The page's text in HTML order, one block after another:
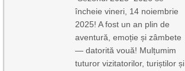
încheie vineri, 14 noiembrie
2025! A fost un an plin de
aventură, emoție și zâmbete
— datorită vouă! Mulțumim
tuturor vizitatorilor, turiștilor și